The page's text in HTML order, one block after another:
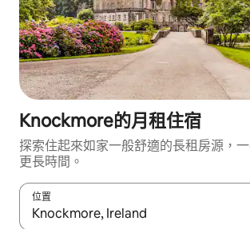
Knockmore的月租住宿
探索住起來如家一般舒適的長租房源，
更長時間。
位置
如有搜尋結果，瀏覽內容時請使用上下箭頭